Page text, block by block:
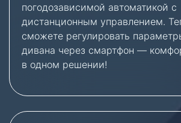
погодозависимой автоматикой с
дистанционным управлением.
сможете регулировать
дивана через смартфон —
в одном решении!